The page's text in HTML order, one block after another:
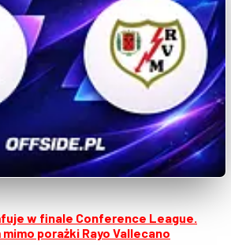
w finale Conference League.
porażki Rayo Vallecano